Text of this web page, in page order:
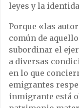
leyes y la
Porque «las
común de
subordinar el
a diversas
en lo que
emigrantes
inmigrante está